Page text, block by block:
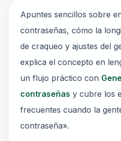
Apuntes sencillos sobre
contraseñas, cómo la
de craqueo y ajustes del
explica el concepto en
un flujo práctico con
contraseñas y cubre los
frecuentes cuando la
contraseña».